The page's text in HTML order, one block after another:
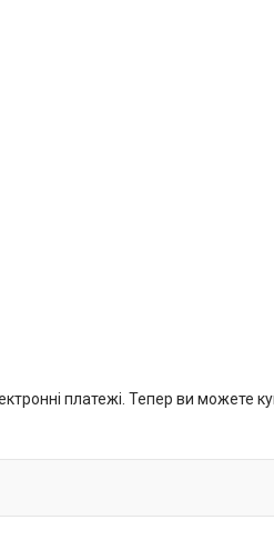
платежі. Тепер ви можете